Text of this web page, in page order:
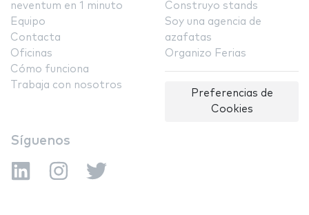
neventum en 1 minuto
Equipo
Contacta
Oficinas
Cómo funciona
Trabaja con nosotros
Construyo stands
Soy una agencia de
azafatas
Organizo Ferias
Preferencias de
Cookies
Síguenos